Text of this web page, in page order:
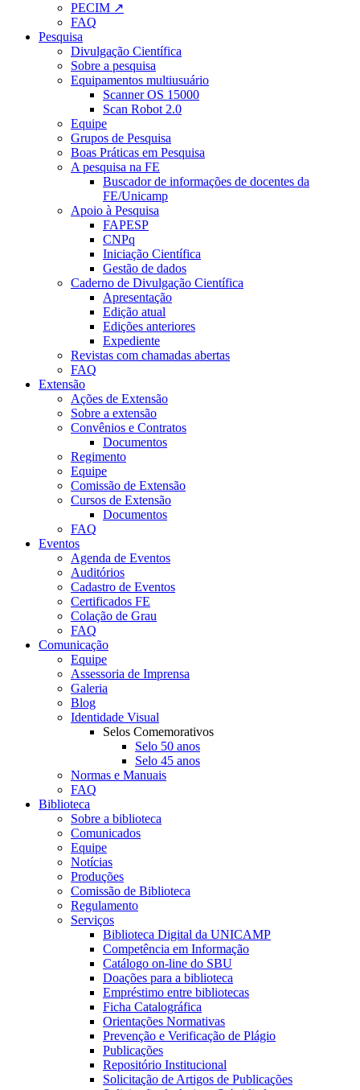
PECIM ↗
FAQ
Pesquisa
Divulgação Científica
Sobre a pesquisa
Equipamentos multiusuário
Scanner OS 15000
Scan Robot 2.0
Equipe
Grupos de Pesquisa
Boas Práticas em Pesquisa
A pesquisa na FE
Buscador de informações de docentes da
FE/Unicamp
Apoio à Pesquisa
FAPESP
CNPq
Iniciação Científica
Gestão de dados
Caderno de Divulgação Científica
Apresentação
Edição atual
Edições anteriores
Expediente
Revistas com chamadas abertas
FAQ
Extensão
Ações de Extensão
Sobre a extensão
Convênios e Contratos
Documentos
Regimento
Equipe
Comissão de Extensão
Cursos de Extensão
Documentos
FAQ
Eventos
Agenda de Eventos
Auditórios
Cadastro de Eventos
Certificados FE
Colação de Grau
FAQ
Comunicação
Equipe
Assessoria de Imprensa
Galeria
Blog
Identidade Visual
Selos Comemorativos
Selo 50 anos
Selo 45 anos
Normas e Manuais
FAQ
Biblioteca
Sobre a biblioteca
Comunicados
Equipe
Notícias
Produções
Comissão de Biblioteca
Regulamento
Serviços
Biblioteca Digital da UNICAMP
Competência em Informação
Catálogo on-line do SBU
Doações para a biblioteca
Empréstimo entre bibliotecas
Ficha Catalográfica
Orientações Normativas
Prevenção e Verificação de Plágio
Publicações
Repositório Institucional
Solicitação de Artigos de Publicações